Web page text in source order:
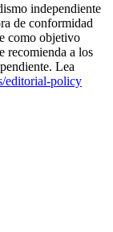
independiente
de conformidad
como objetivo
recomienda a los
Lea
editorial-policy